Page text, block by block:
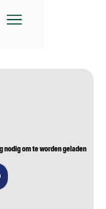
nodig om te worden geladen